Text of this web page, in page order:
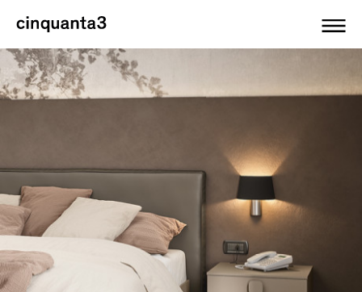
Cinquanta3